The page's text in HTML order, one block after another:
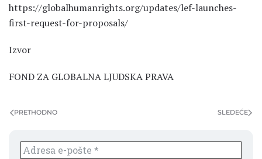
https://globalhumanrights.org/updates/lef-launches-
first-request-for-proposals/
Izvor
FOND ZA GLOBALNA LJUDSKA PRAVA
PRETHODNO SLEDEĆE